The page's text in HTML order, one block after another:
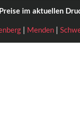
im aktuellen
Menden